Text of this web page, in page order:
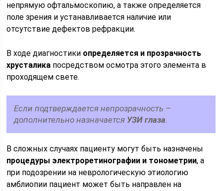
непрямую офтальмоскопию, а также определяется
поле зрения и устанавливается наличие или
отсутствие дефектов рефракции.
В ходе диагностики определяется и прозрачность
хрусталика посредством осмотра этого элемента в
проходящем свете.
Если подтверждается непрозрачность –
дополнительно назначается УЗИ глаза.
В сложных случаях пациенту могут быть назначены
процедуры электроретинографии и тонометрии, а
при подозрении на неврологическую этиологию
амблиопии пациент может быть направлен на